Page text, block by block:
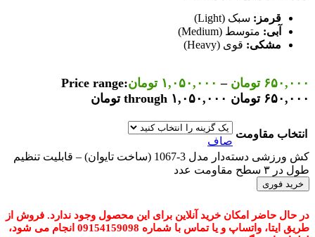
قرمز: سبک (Light)
آبی: متوسط (Medium)
مشکی: قوی (Heavy)
۶۵۰,۰۰۰ تومان – ۱,۰۵۰,۰۰۰ تومانPrice range:
۶۵۰,۰۰۰ تومان through ۱,۰۵۰,۰۰۰ تومان
انتخاب مقاومت
صاف
کش ورزشی دسته‌دار مدل 3-1067 (ساخت تایوان) – قابلیت تنظیم
طول در ۳ سطح مقاومت عدد
خرید فوری
در حال حاضر امکان خرید آنلاین برای این محصول وجود ندارد. فروش از
طریق ایتا، واتساپ و یا تماس با شماره 09154159098 انجام می شود،